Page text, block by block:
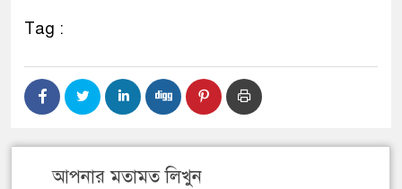
Tag :
আপনার মতামত লিখুন